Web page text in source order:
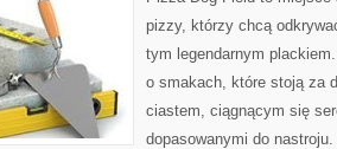
pizzy, którzy chcą
tym legendarnym
o smakach, które stoją za
ciastem, ciągnącym się
dopasowanymi do